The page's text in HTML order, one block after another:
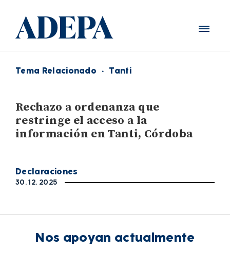
Tema Relacionado · Tanti
Rechazo a ordenanza que
restringe el acceso a la
información en Tanti, Córdoba
Declaraciones
30. 12. 2025
Nos apoyan actualmente